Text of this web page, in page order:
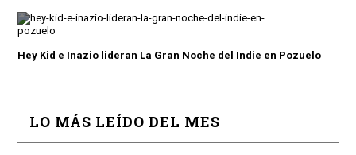
Hey Kid e Inazio lideran La Gran Noche del Indie en Pozuelo
LO MÁS LEÍDO DEL MES